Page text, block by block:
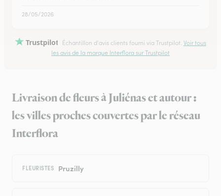
28/05/2026
Trustpilot Échantillon d'avis clients fourni via Trustpilot. Voir tous
les avis de la marque Interflora sur Trustpilot
Livraison de fleurs à Juliénas et autour :
les villes proches couvertes par le réseau
Interflora
FLEURISTES Pruzilly